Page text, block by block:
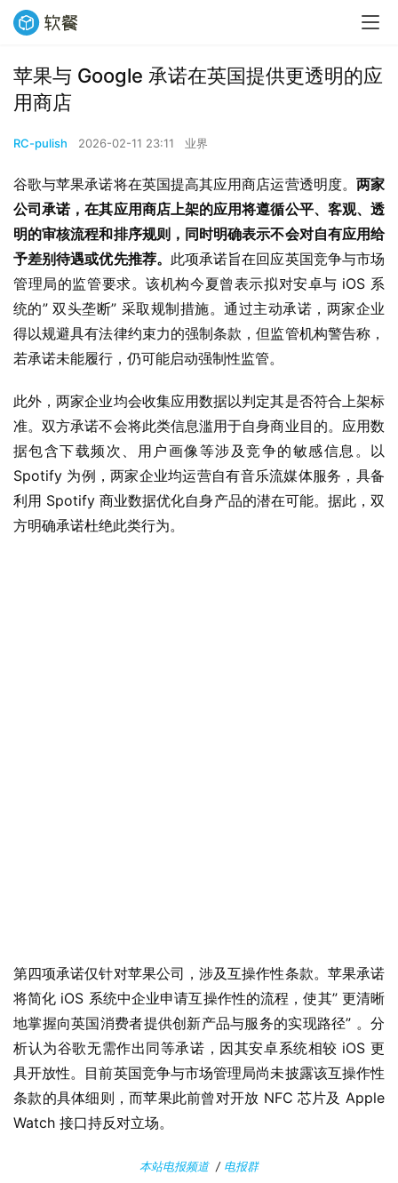
0
P
C
软
件
苹果与 Google 承诺在英国提供更透明的应
用商店
RC-pulish 2026-02-11 23:11 业界
谷歌与苹果承诺将在英国提高其应用商店运营透明度。 两家
公司承诺，在其应用商店上架的应用将遵循公平、客观、透
明的审核流程和排序规则，同时明确表示不会对自有应用给
予差别待遇或优先推荐。 此项承诺旨在回应英国竞争与市场
管理局的监管要求。该机构今夏曾表示拟对安卓与 iOS 系
统的” 双头垄断” 采取规制措施。通过主动承诺，两家企业
得以规避具有法律约束力的强制条款，但监管机构警告称，
若承诺未能履行，仍可能启动强制性监管。
此外，两家企业均会收集应用数据以判定其是否符合上架标
准。双方承诺不会将此类信息滥用于自身商业目的。应用数
据包含下载频次、用户画像等涉及竞争的敏感信息。以
Spotify 为例，两家企业均运营自有音乐流媒体服务，具备
利用 Spotify 商业数据优化自身产品的潜在可能。据此，双
方明确承诺杜绝此类行为。
第四项承诺仅针对苹果公司，涉及互操作性条款。苹果承诺
将简化 iOS 系统中企业申请互操作性的流程，使其” 更清晰
地掌握向英国消费者提供创新产品与服务的实现路径” 。分
析认为谷歌无需作出同等承诺，因其安卓系统相较 iOS 更
具开放性。目前英国竞争与市场管理局尚未披露该互操作性
条款的具体细则，而苹果此前曾对开放 NFC 芯片及 Apple
Watch 接口持反对立场。
本站电报频道/ 电报群